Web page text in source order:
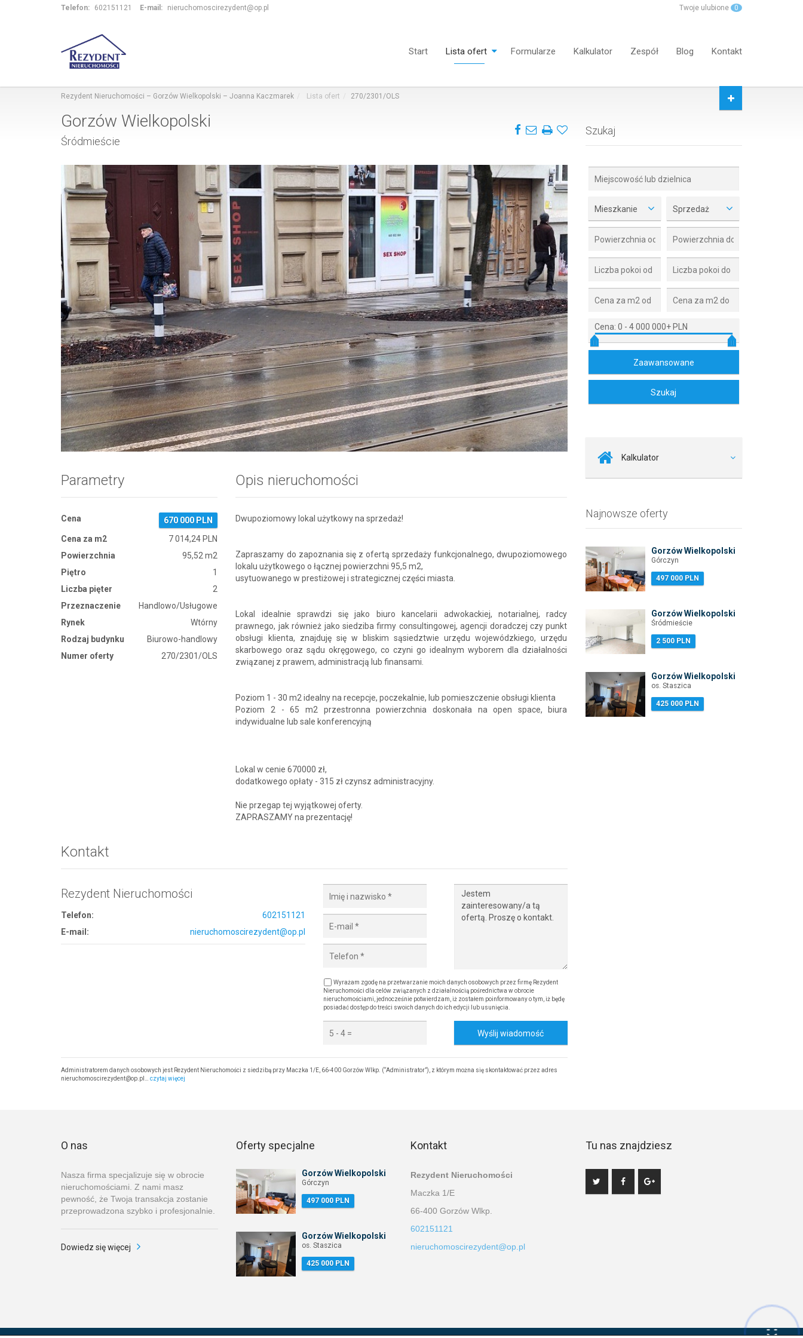
Telefon: 602151121 E-mail: nieruchomoscirezydent@op.pl Twoje ulubione 0
Start Lista ofert Formularze Kalkulator Zespół Blog Kontakt
Rezydent Nieruchomości – Gorzów Wielkopolski – Joanna Kaczmarek Lista ofert 270/2301/OLS
Gorzów Wielkopolski
Śródmieście
Zdjęcie 1
Parametry
Cena
670 000 PLN
Cena za m2
7 014,24 PLN
Powierzchnia
95,52 m2
Piętro
1
Liczba pięter
2
Przeznaczenie
Handlowo/Usługowe
Rynek
Wtórny
Rodzaj budynku
Biurowo-handlowy
Numer oferty
270/2301/OLS
Opis nieruchomości
Dwupoziomowy lokal użytkowy na sprzedaż!
Zapraszamy do zapoznania się z ofertą sprzedaży funkcjonalnego, dwupoziomowego
lokalu użytkowego o łącznej powierzchni 95,5 m2,
usytuowanego w prestiżowej i strategicznej części miasta.
Lokal idealnie sprawdzi się jako biuro kancelarii adwokackiej, notarialnej, radcy
prawnego, jak również jako siedziba firmy consultingowej, agencji doradczej czy punkt
obsługi klienta, znajduję się w bliskim sąsiedztwie urzędu wojewódzkiego, urzędu
skarbowego oraz sądu okręgowego, co czyni go idealnym wyborem dla działalności
związanej z prawem, administracją lub finansami.
Poziom 1 - 30 m2 idealny na recepcje, poczekalnie, lub pomieszczenie obsługi klienta
Poziom 2 - 65 m2 przestronna powierzchnia doskonała na open space, biura
indywidualne lub sale konferencyjną
Lokal w cenie 670000 zł,
dodatkowego opłaty - 315 zł czynsz administracyjny.
Nie przegap tej wyjątkowej oferty.
ZAPRASZAMY na prezentację!
Kontakt
Rezydent Nieruchomości
Telefon:
602151121
E-mail:
nieruchomoscirezydent@op.pl
Wyrażam zgodę na przetwarzanie moich danych osobowych przez firmę Rezydent
Nieruchomości dla celów związanych z działalnością pośrednictwa w obrocie
nieruchomościami, jednocześnie potwierdzam, iż zostałem poinformowany o tym, iż będę
posiadać dostęp do treści swoich danych do ich edycji lub usunięcia.
Wyślij wiadomość
Administratorem danych osobowych jest Rezydent Nieruchomości z siedzibą przy Maczka 1/E, 66-400 Gorzów Wlkp. (“Administrator”), z którym można się skontaktować przez adres
nieruchomoscirezydent@op.pl… czytaj więcej
Szukaj
Mieszkanie Sprzedaż
Cena: 0 - 4 000 000+ PLN
Kalkulator
Najnowsze oferty
Gorzów Wielkopolski
Górczyn
497 000 PLN
Gorzów Wielkopolski
Śródmieście
2 500 PLN
Gorzów Wielkopolski
os. Staszica
425 000 PLN
O nas
Nasza firma specjalizuje się w obrocie
nieruchomościami. Z nami masz
pewność, że Twoja transakcja zostanie
przeprowadzona szybko i profesjonalnie.
Dowiedz się więcej
Oferty specjalne
Gorzów Wielkopolski
Górczyn
497 000 PLN
Gorzów Wielkopolski
os. Staszica
425 000 PLN
Kontakt
Rezydent Nieruchomości
Maczka 1/E
66-400 Gorzów Wlkp.
602151121
nieruchomoscirezydent@op.pl
Tu nas znajdziesz